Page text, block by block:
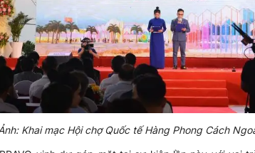
Khai mạc Hội chợ Quốc tế Hàng Phong Cách